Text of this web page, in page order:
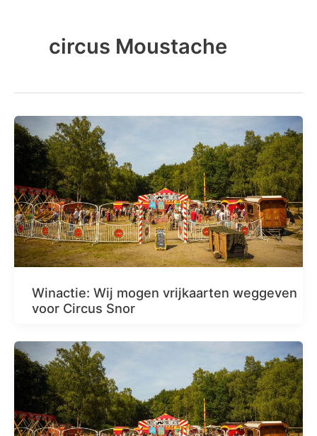
circus Moustache
Winactie: Wij mogen vrijkaarten weggeven
voor Circus Snor